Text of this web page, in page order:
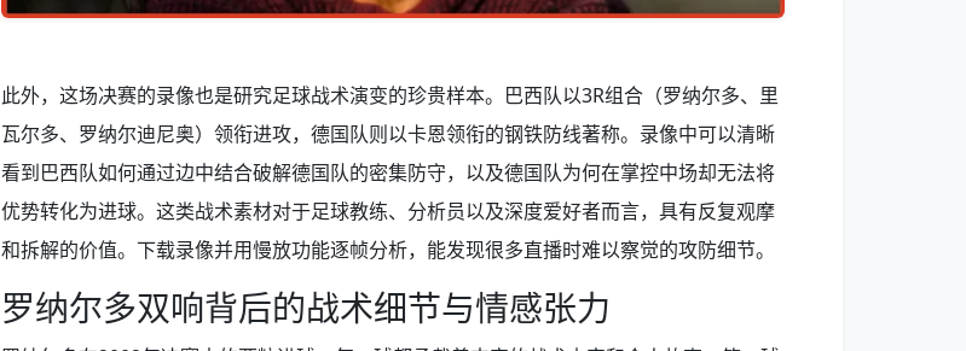
此外，这场决赛的录像也是研究足球战术演变的珍贵样本。巴西队以3R组合（罗纳尔多、里
瓦尔多、罗纳尔迪尼奥）领衔进攻，德国队则以卡恩领衔的钢铁防线著称。录像中可以清晰
看到巴西队如何通过边中结合破解德国队的密集防守，以及德国队为何在掌控中场却无法将
优势转化为进球。这类战术素材对于足球教练、分析员以及深度爱好者而言，具有反复观摩
和拆解的价值。下载录像并用慢放功能逐帧分析，能发现很多直播时难以察觉的攻防细节。
罗纳尔多双响背后的战术细节与情感张力